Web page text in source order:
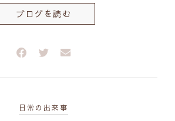
ブログを読む
日常の出来事